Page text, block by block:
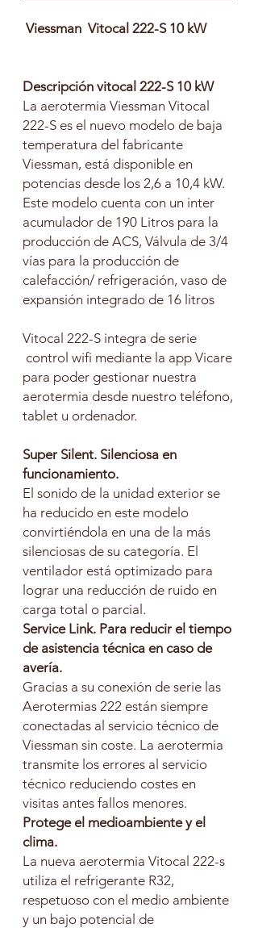
Viessman Vitocal 222-S 10 kW
Descripción vitocal 222-S 10 kW
La aerotermia Viessman Vitocal
222-S es el nuevo modelo de baja
temperatura del fabricante
Viessman, está disponible en
potencias desde los 2,6 a 10,4 kW.
Este modelo cuenta con un inter
acumulador de 190 Litros para la
producción de ACS, Válvula de 3/4
vías para la producción de
calefacción/ refrigeración, vaso de
expansión integrado de 16 litros
Vitocal 222-S integra de serie
control wifi mediante la app Vicare
para poder gestionar nuestra
aerotermia desde nuestro teléfono,
tablet u ordenador.
Super Silent. Silenciosa en
funcionamiento.
El sonido de la unidad exterior se
ha reducido en este modelo
convirtiéndola en una de la más
silenciosas de su categoría. El
ventilador está optimizado para
lograr una reducción de ruido en
carga total o parcial.
Service Link. Para reducir el tiempo
de asistencia técnica en caso de
avería.
Gracias a su conexión de serie las
Aerotermias 222 están siempre
conectadas al servicio técnico de
Viessman sin coste. La aerotermia
transmite los errores al servicio
técnico reduciendo costes en
visitas antes fallos menores.
Protege el medioambiente y el
clima.
La nueva aerotermia Vitocal 222-s
utiliza el refrigerante R32,
respetuoso con el medio ambiente
y un bajo potencial de